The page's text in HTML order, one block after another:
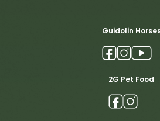
Guidolin
2G Pet Food